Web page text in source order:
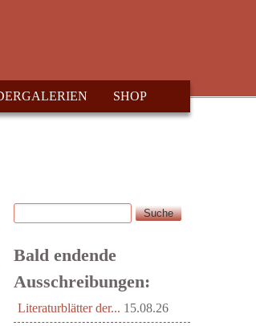
SHOP
Suchformular
Suche
Bald endende
Ausschreibungen:
Literaturblätter der... 15.08.26